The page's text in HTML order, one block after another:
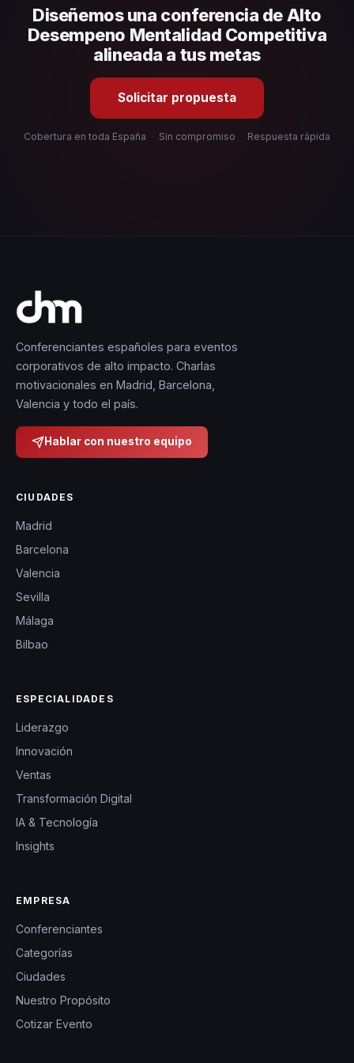
organizacional. En CHM España te ayudamos con una
selección estratégica basada en estos criterios.
Diseñemos una conferencia de Alto
Desempeno Mentalidad Competitiva
alineada a tus metas
Solicitar propuesta
Cobertura en toda España · Sin compromiso · Respuesta rápida
Conferenciantes españoles para eventos
corporativos de alto impacto. Charlas
motivacionales en Madrid, Barcelona,
Valencia y todo el país.
Hablar con nuestro equipo
CIUDADES
Madrid
Barcelona
Valencia
Sevilla
Málaga
Bilbao
ESPECIALIDADES
Liderazgo
Innovación
Ventas
Transformación Digital
IA & Tecnología
Insights
EMPRESA
Conferenciantes
Categorías
Ciudades
Nuestro Propósito
Cotizar Evento